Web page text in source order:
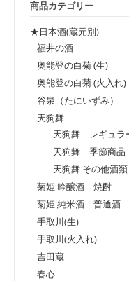
商品カテゴリー
★日本酒(蔵元別)
福井の酒
奥能登の白菊 (生)
奥能登の白菊 (火入れ)
谷泉（たにいずみ）
天狗舞
天狗舞 レギュラ
天狗舞 季節商品
天狗舞 その他酒類
菊姫 吟醸酒 | 焼酎
菊姫 純米酒 | 普通酒
手取川(生)
手取川(火入れ)
吉田蔵
春心